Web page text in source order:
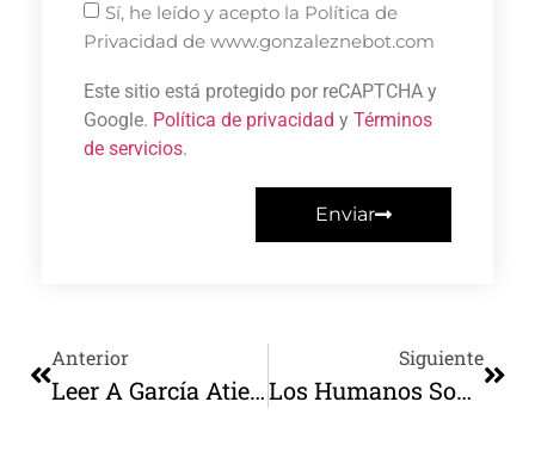
Sí, he leído y acepto la Política de
Privacidad de www.gonzaleznebot.com
Este sitio está protegido por reCAPTCHA y
Google. Política de privacidad y Términos
de servicios.
Enviar
Anterior
Leer A García Atienza Es Un Placer Obligatorio
Siguiente
Los Humanos Somos Actores De Un Único Guion